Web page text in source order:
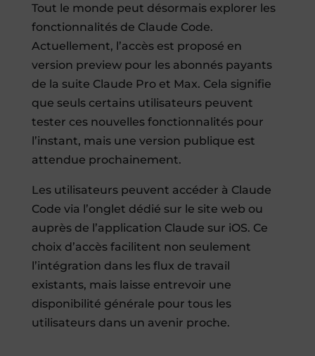
Tout le monde peut désormais explorer les
fonctionnalités de Claude Code.
Actuellement, l’accès est proposé en
version preview pour les abonnés payants
de la suite Claude Pro et Max. Cela signifie
que seuls certains utilisateurs peuvent
tester ces nouvelles fonctionnalités pour
l’instant, mais une version publique est
attendue prochainement.
Les utilisateurs peuvent accéder à Claude
Code via l’onglet dédié sur le site web ou
auprès de l’application Claude sur iOS. Ce
choix d’accès facilitent non seulement
l’intégration dans les flux de travail
existants, mais laisse entrevoir une
disponibilité générale pour tous les
utilisateurs dans un avenir proche.